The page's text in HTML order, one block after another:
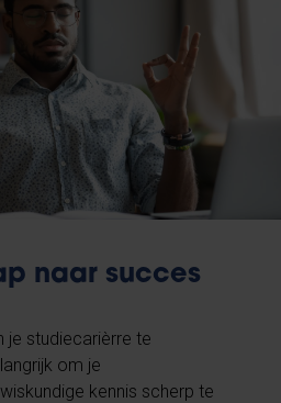
naar succes
je studiecarièrre te
om je
kennis scherp te